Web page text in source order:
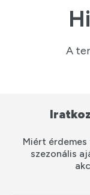
A
Miért
szezonális